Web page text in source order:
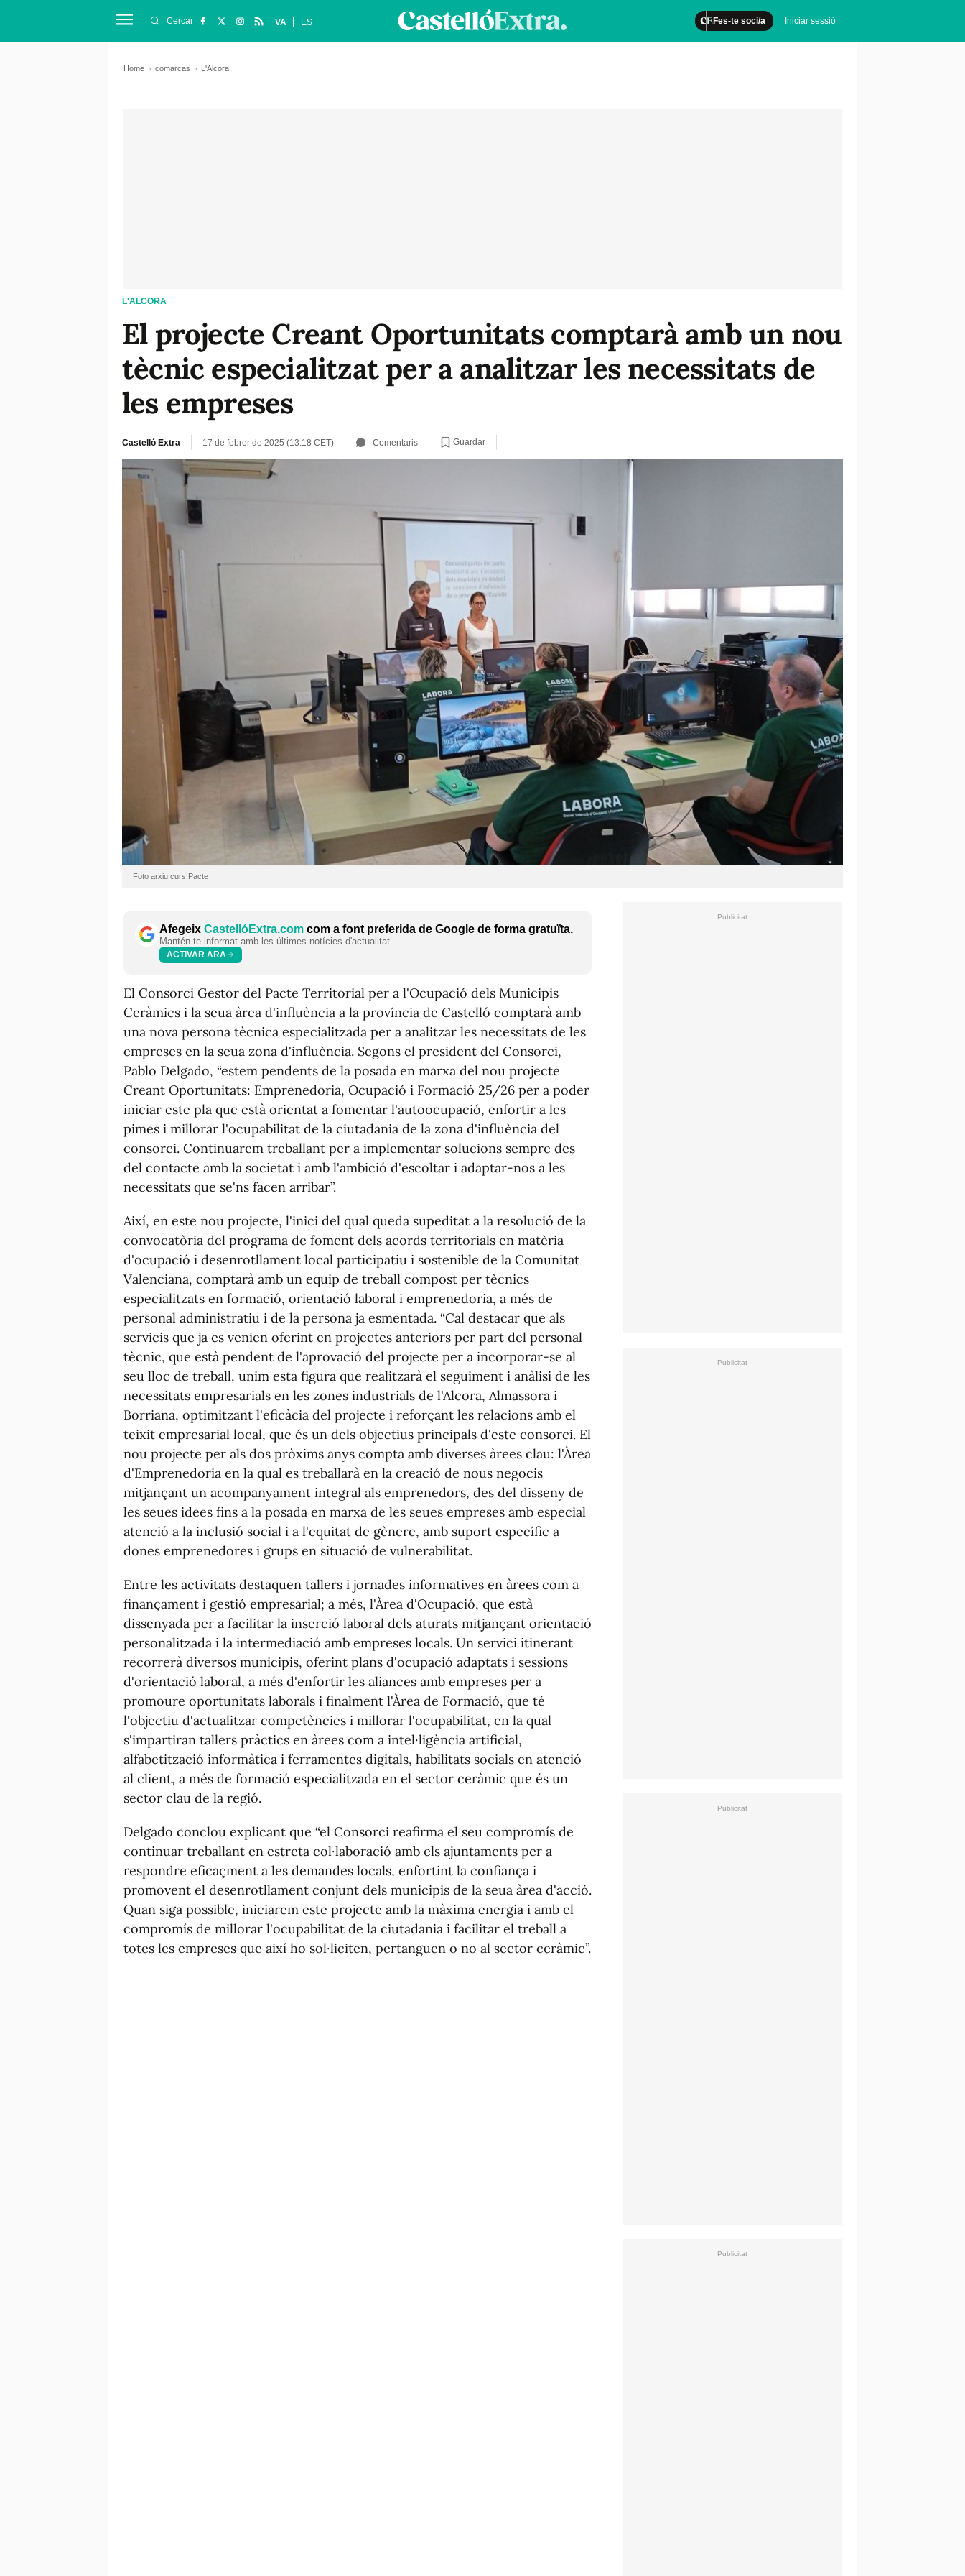
Fes-te soci/a Iniciar sessió
Cercar VA ES
Home comarcas L'Alcora
L'ALCORA
El projecte Creant Oportunitats comptarà amb un nou
tècnic especialitzat per a analitzar les necessitats de
les empreses
Castelló Extra 17 de febrer de 2025 (13:18 CET) Comentaris Guardar
Foto arxiu curs Pacte
Afegeix CastellóExtra.com com a font preferida de Google de forma gratuïta.
Mantén-te informat amb les últimes notícies d'actualitat.
ACTIVAR ARA
El Consorci Gestor del Pacte Territorial per a l'Ocupació dels Municipis
Ceràmics i la seua àrea d'influència a la província de Castelló comptarà amb
una nova persona tècnica especialitzada per a analitzar les necessitats de les
empreses en la seua zona d'influència. Segons el president del Consorci,
Pablo Delgado, “estem pendents de la posada en marxa del nou projecte
Creant Oportunitats: Emprenedoria, Ocupació i Formació 25/26 per a poder
iniciar este pla que està orientat a fomentar l'autoocupació, enfortir a les
pimes i millorar l'ocupabilitat de la ciutadania de la zona d'influència del
consorci. Continuarem treballant per a implementar solucions sempre des
del contacte amb la societat i amb l'ambició d'escoltar i adaptar-nos a les
necessitats que se'ns facen arribar”.
Així, en este nou projecte, l'inici del qual queda supeditat a la resolució de la
convocatòria del programa de foment dels acords territorials en matèria
d'ocupació i desenrotllament local participatiu i sostenible de la Comunitat
Valenciana, comptarà amb un equip de treball compost per tècnics
especialitzats en formació, orientació laboral i emprenedoria, a més de
personal administratiu i de la persona ja esmentada. “Cal destacar que als
servicis que ja es venien oferint en projectes anteriors per part del personal
tècnic, que està pendent de l'aprovació del projecte per a incorporar-se al
seu lloc de treball, unim esta figura que realitzarà el seguiment i anàlisi de les
necessitats empresarials en les zones industrials de l'Alcora, Almassora i
Borriana, optimitzant l'eficàcia del projecte i reforçant les relacions amb el
teixit empresarial local, que és un dels objectius principals d'este consorci. El
nou projecte per als dos pròxims anys compta amb diverses àrees clau: l'Àrea
d'Emprenedoria en la qual es treballarà en la creació de nous negocis
mitjançant un acompanyament integral als emprenedors, des del disseny de
les seues idees fins a la posada en marxa de les seues empreses amb especial
atenció a la inclusió social i a l'equitat de gènere, amb suport específic a
dones emprenedores i grups en situació de vulnerabilitat.
Entre les activitats destaquen tallers i jornades informatives en àrees com a
finançament i gestió empresarial; a més, l'Àrea d'Ocupació, que està
dissenyada per a facilitar la inserció laboral dels aturats mitjançant orientació
personalitzada i la intermediació amb empreses locals. Un servici itinerant
recorrerà diversos municipis, oferint plans d'ocupació adaptats i sessions
d'orientació laboral, a més d'enfortir les aliances amb empreses per a
promoure oportunitats laborals i finalment l'Àrea de Formació, que té
l'objectiu d'actualitzar competències i millorar l'ocupabilitat, en la qual
s'impartiran tallers pràctics en àrees com a intel·ligència artificial,
alfabetització informàtica i ferramentes digitals, habilitats socials en atenció
al client, a més de formació especialitzada en el sector ceràmic que és un
sector clau de la regió.
Delgado conclou explicant que “el Consorci reafirma el seu compromís de
continuar treballant en estreta col·laboració amb els ajuntaments per a
respondre eficaçment a les demandes locals, enfortint la confiança i
promovent el desenrotllament conjunt dels municipis de la seua àrea d'acció.
Quan siga possible, iniciarem este projecte amb la màxima energia i amb el
compromís de millorar l'ocupabilitat de la ciutadania i facilitar el treball a
totes les empreses que així ho sol·liciten, pertanguen o no al sector ceràmic”.